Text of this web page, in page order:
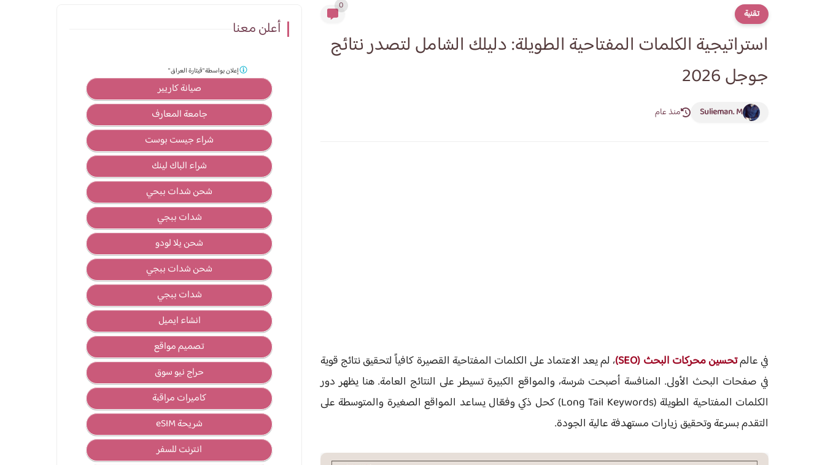
تقنية
0
استراتيجية الكلمات المفتاحية الطويلة: دليلك الشامل لتصدر نتائج
جوجل 2026
Sulieman. M منذ عام
في عالمتحسين محركات البحث (SEO)
، لم يعد الاعتماد على الكلمات المفتاحية القصيرة كافياً لتحقيق نتائج قوية
في صفحات البحث الأولى. المنافسة أصبحت شرسة، والمواقع الكبيرة تسيطر على النتائج العامة. هنا يظهر دور
الكلمات المفتاحية الطويلة (Long Tail Keywords)
كحل ذكي وفعّال يساعد المواقع الصغيرة والمتوسطة على
التقدم بسرعة وتحقيق زيارات مستهدفة عالية الجودة.
أعلن معنا
صيانة كاريير
جامعة المعارف
شراء جيست بوست
شراء الباك لينك
شحن شدات ببحي
شدات ببجي
شحن يلا لودو
شحن شدات ببجي
شدات ببجي
انشاء ايميل
تصميم مواقع
حراج نيو سوق
كاميرات مراقبة
شريحة eSIM
انترنت للسفر
إعلان بواسطة"قيثارة العراق "